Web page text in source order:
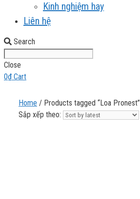
Kinh nghiệm hay
Liên hệ
Search
Close
0₫ Cart
Home / Products tagged “Loa Pronest”
Sắp xếp theo: